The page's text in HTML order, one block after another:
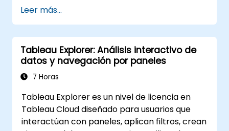
Utilizar las capacidades de scripting de
BIRT para agregar lógica de negocios a
los informes.
Optimizar e implementar informes BIRT
dentro de aplicaciones web y
aplicaciones independientes.
Leer más...
Tableau Explorer: Análisis interactivo de
datos y navegación por paneles
7 Horas
Tableau Explorer es un nivel de licencia en
Tableau Cloud diseñado para usuarios que
interactúan con paneles, aplican filtros, crean